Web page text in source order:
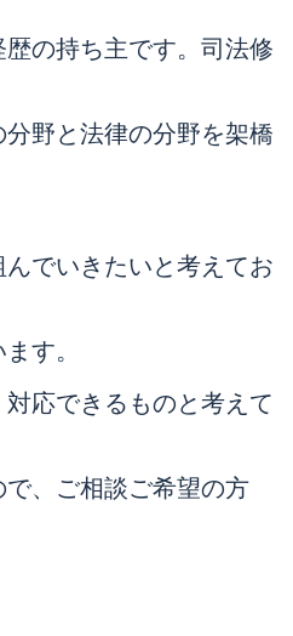
の持ち主です。司法修
野と法律の分野を架橋
でいきたいと考えてお
す。
応できるものと考えて
、ご相談ご希望の方